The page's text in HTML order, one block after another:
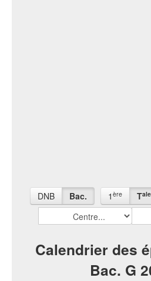
DNB Bac. 1 ère Tale
Calendrier des
Bac. G